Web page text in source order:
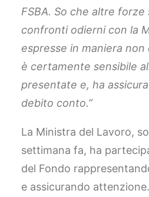
FSBA. So che altre forze
confronti odierni con la
espresse in maniera
è certamente sensibile
presentate e, ha
debito conto.”
La Ministra del Lavoro,
settimana fa, ha
del Fondo
e assicurando